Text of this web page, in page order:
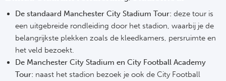
De standaard Manchester City Stadium Tour: deze tour is
een uitgebreide rondleiding door het stadion, waarbij je de
belangrijkste plekken zoals de kleedkamers, persruimte en
het veld bezoekt.
De Manchester City Stadium en City Football Academy
Tour: naast het stadion bezoek je ook de City Football